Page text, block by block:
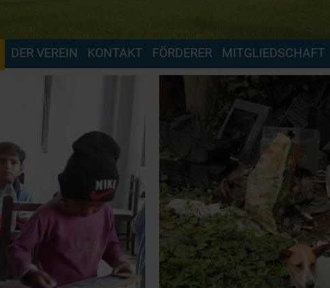
Navigation
überspringen
DER VEREIN KONTAKT FÖRDERER MITGLIEDSCHAFT